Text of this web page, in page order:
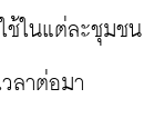
ในแต่ละชุมช
ลาต่อมา